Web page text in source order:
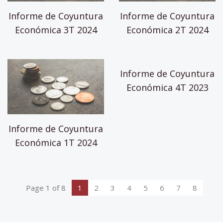
Informe de Coyuntura
Económica 3T 2024
Informe de Coyuntura
Económica 2T 2024
Informe de Coyuntura
Económica 1T 2024
Informe de Coyuntura
Económica 4T 2023
Page 1 of 8 1 2 3 4 5 6 7 8